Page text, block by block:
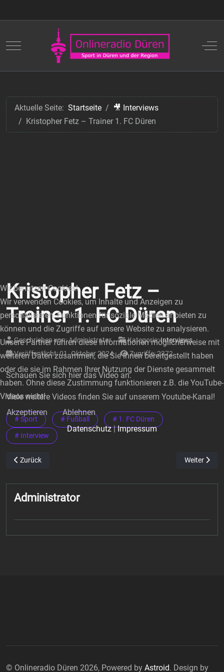
Mobile Menu Toggle Off-
Aktuelle Seite: Startseite
🎥 Interviews
Kristopher Fetz – Trainer 1. FC Düren
Kristopher Fetz –
Trainer 1. FC Düren
Geschrieben von:Administrator Kategorie:Interviews
Veröffentlicht: 01. Oktober 2024
Zugriffe: 2372
Schauen Sie sich hier das Video an.
Viele weitere Videos finden Sie auf unserem Youtube-Kanal!
# Sport # Fußball # 1. FC Düren
# Interview
Vorheriger Beitrag: Nicolas Breilin – MVP der Spitzenpartie Düren
Zurück Nächster
Weiter
Administrator
© Onlineradio Düren 2026, Powered by Astroid. Design by
Wir benutzen Cookies!
Wir verwenden Cookies, um Inhalte und Anzeigen zu
personalisieren, Funktionen für soziale Medien anbieten zu
können und die Zugriffe auf unsere Website zu analysieren.
Unsere Partner führen diese Informationen möglicherweise mit
weiteren Daten zusammen, die Sie ihnen bereitgestellt haben
oder die sie im Rahmen Ihrer Nutzung der Dienste gesammelt
haben. Ohne diese Zustimmung funktionieren z.B. die YouTube-
Videos nicht!
Akzeptieren
Ablehnen
Datenschutz|Impressum